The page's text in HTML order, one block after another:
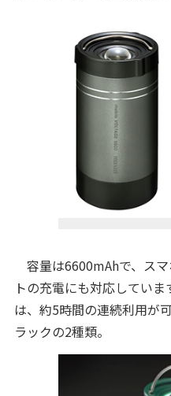
容量は6600mAhで、ス
トの充電にも対応してい
は、約5時間の連続利用が
ラックの2種類。